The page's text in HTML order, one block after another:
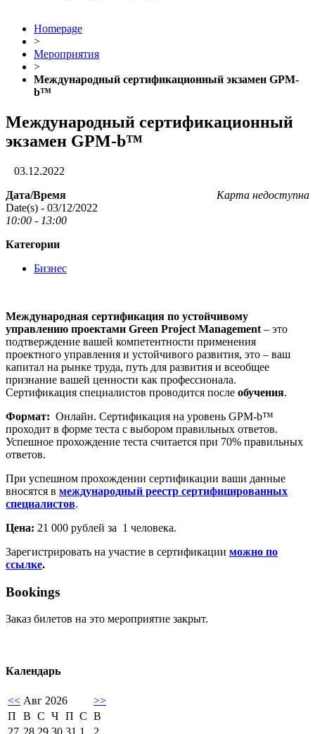
Homepage
>
Мероприятия
>
Международный сертификационный экзамен GPM-
b™
Международный сертификационный
экзамен GPM-b™
03.12.2022
Карта недоступна
Дата/Время
Date(s) - 03/12/2022
10:00 - 13:00
Категории
Бизнес
Международная сертификация по устойчивому
управлению проектами Green Project Management – это
подтверждение вашей компетентности применения
проектного управления и устойчивого развития, это – ваш
капитал на рынке труда, путь для развития и всеобщее
признание вашей ценности как профессионала.
Сертификация специалистов проводится после обучения.
Формат: Онлайн. Сертификация на уровень GPM-b™
проходит в форме теста с выбором правильных ответов.
Успешное прохождение теста считается при 70% правильных
ответов.
При успешном прохождении сертификации ваши данные
вносятся в международный реестр сертифицированных
специалистов.
Цена: 21 000 рублей за 1 человека.
Зарегистрировать на участие в сертификации можно по
ссылке.
Bookings
Заказ билетов на это мероприятие закрыт.
Календарь
<< Авг 2026
>>
П
В С Ч П С В
27 28 29 30 31 1 2